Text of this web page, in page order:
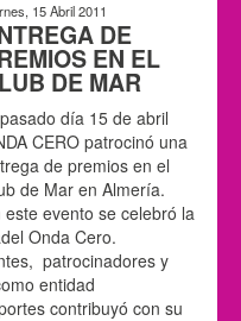
15 Abril 2011
DE
EN EL
DE MAR
día 15 de abril
CERO patrocinó una
de premios en el
de Mar en Almería.
este evento se celebró la
Onda Cero.
patrocinadores y
entidad
contribuyó con su